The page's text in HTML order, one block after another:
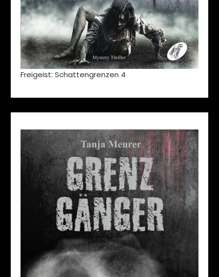
Freigeist: Schattengrenzen 4